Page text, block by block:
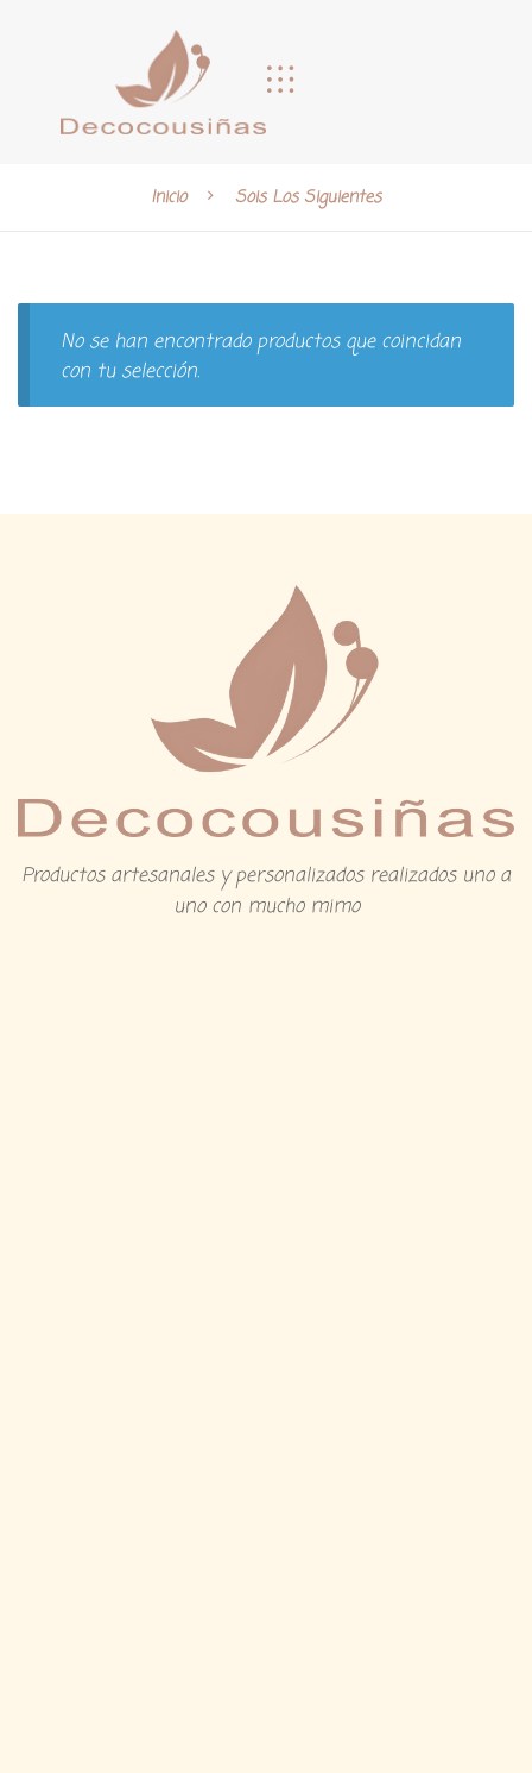
Inicio Sois Los Siguientes
No se han encontrado productos que coincidan
con tu selección.
Productos artesanales y personalizados realizados uno a
uno con mucho mimo